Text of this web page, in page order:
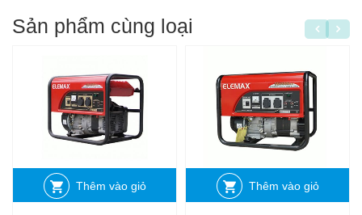
Sản phẩm cùng loại
Thêm vào giỏ Thêm vào giỏ